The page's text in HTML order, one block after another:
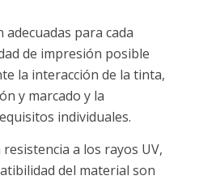
para cada
de impresión posible
la interacción de la tinta,
y marcado y la
individuales.
a los rayos UV,
del material son